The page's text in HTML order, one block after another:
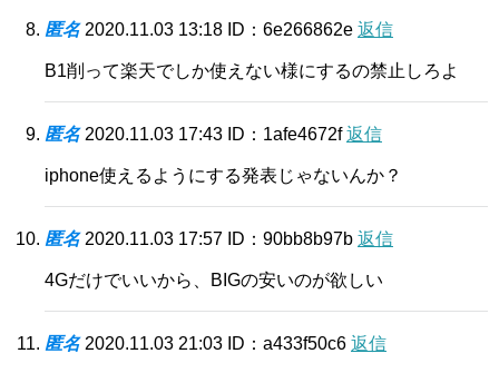
匿名 2020.11.03 13:18 ID：6e266862e 返信
B1削って楽天でしか使えない様にするの禁止しろよ
匿名 2020.11.03 17:43 ID：1afe4672f返信
iphone使えるようにする発表じゃないんか？
匿名 2020.11.03 17:57 ID：90bb8b97b 返信
4Gだけでいいから、BIGの安いのが欲しい
匿名 2020.11.03 21:03 ID：a433f50c6 返信